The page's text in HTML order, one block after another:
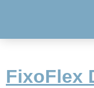
FixoFlex